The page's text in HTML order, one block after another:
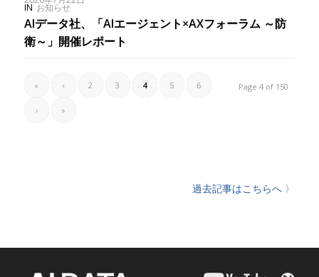
IN お知らせ
AIデータ社、「AIエージェント×AXフォーラム ～防
衛～」開催レポート
Page 4 of 150
« ‹ 2 3 4 5 6
› »
過去記事はこちらへ 〉